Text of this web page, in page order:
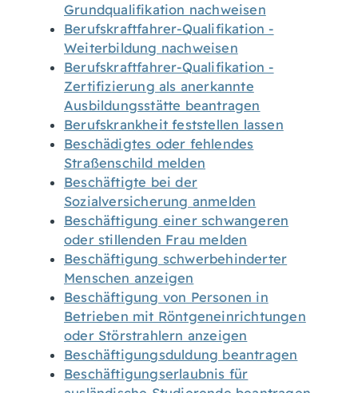
Grundqualifikation nachweisen
Berufskraftfahrer-Qualifikation -
Weiterbildung nachweisen
Berufskraftfahrer-Qualifikation -
Zertifizierung als anerkannte
Ausbildungsstätte beantragen
Berufskrankheit feststellen lassen
Beschädigtes oder fehlendes
Straßenschild melden
Beschäftigte bei der
Sozialversicherung anmelden
Beschäftigung einer schwangeren
oder stillenden Frau melden
Beschäftigung schwerbehinderter
Menschen anzeigen
Beschäftigung von Personen in
Betrieben mit Röntgeneinrichtungen
oder Störstrahlern anzeigen
Beschäftigungsduldung beantragen
Beschäftigungserlaubnis für